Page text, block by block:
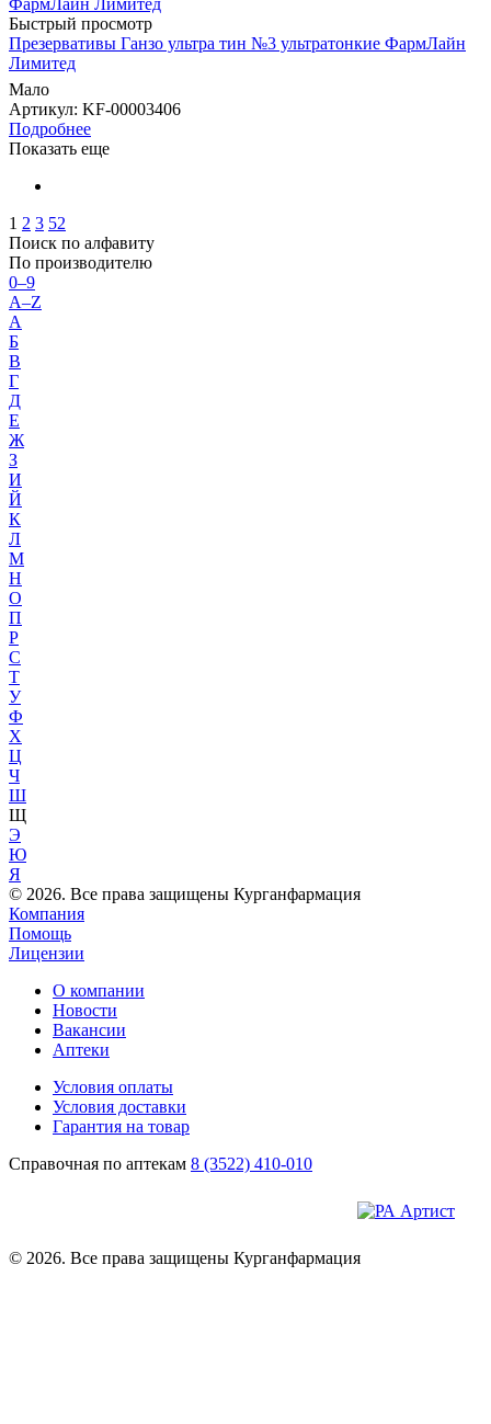
Быстрый просмотр
Презервативы Ганзо ультра тин №3 ультратонкие ФармЛайн
Лимитед
Мало
Артикул: KF-00003406
Подробнее
Показать еще
1 2 3 52
Поиск по алфавиту
По производителю
0–9
A–Z
А
Б
В
Г
Д
Е
Ж
З
И
Й
К
Л
М
Н
О
П
Р
С
Т
У
Ф
Х
Ц
Ч
Ш
Щ
Э
Ю
Я
© 2026. Все права защищены Курганфармация
Компания
Помощь
Лицензии
О компании
Новости
Вакансии
Аптеки
Условия оплаты
Условия доставки
Гарантия на товар
Справочная по аптекам 8 (3522) 410-010
© 2026. Все права защищены Курганфармация